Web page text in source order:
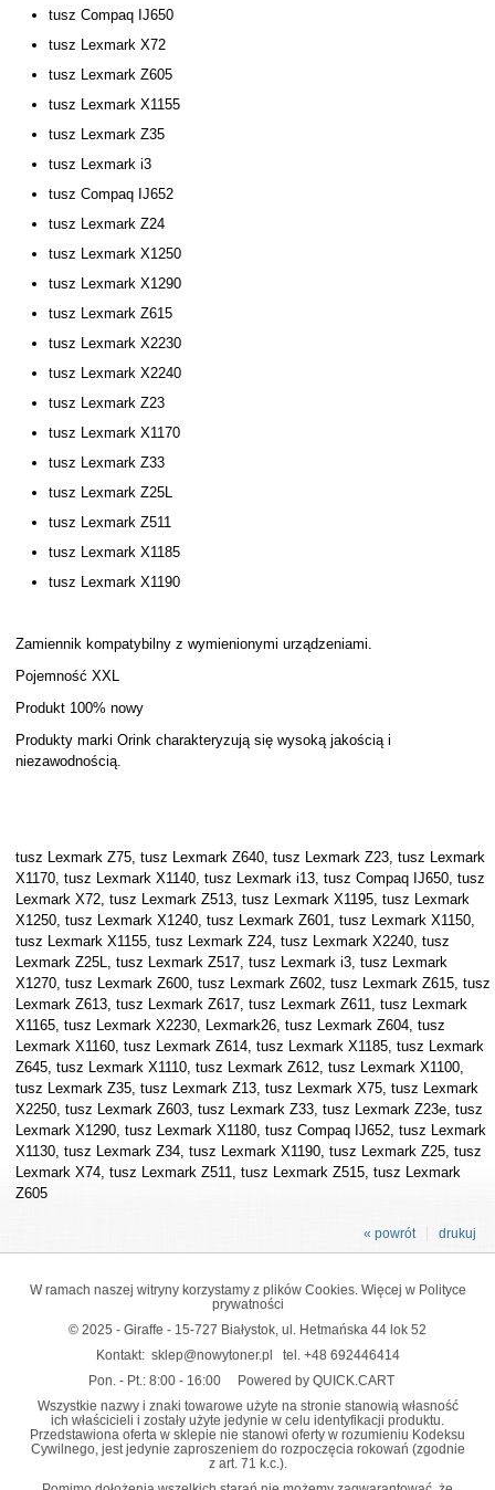
tusz Compaq IJ650
tusz Lexmark X72
tusz Lexmark Z605
tusz Lexmark X1155
tusz Lexmark Z35
tusz Lexmark i3
tusz Compaq IJ652
tusz Lexmark Z24
tusz Lexmark X1250
tusz Lexmark X1290
tusz Lexmark Z615
tusz Lexmark X2230
tusz Lexmark X2240
tusz Lexmark Z23
tusz Lexmark X1170
tusz Lexmark Z33
tusz Lexmark Z25L
tusz Lexmark Z511
tusz Lexmark X1185
tusz Lexmark X1190
Zamiennik kompatybilny z wymienionymi urządzeniami.
Pojemność XXL
Produkt 100% nowy
Produkty marki Orink charakteryzują się wysoką jakością i
niezawodnością.
tusz Lexmark Z75, tusz Lexmark Z640, tusz Lexmark Z23, tusz Lexmark
X1170, tusz Lexmark X1140, tusz Lexmark i13, tusz Compaq IJ650, tusz
Lexmark X72, tusz Lexmark Z513, tusz Lexmark X1195, tusz Lexmark
X1250, tusz Lexmark X1240, tusz Lexmark Z601, tusz Lexmark X1150,
tusz Lexmark X1155, tusz Lexmark Z24, tusz Lexmark X2240, tusz
Lexmark Z25L, tusz Lexmark Z517, tusz Lexmark i3, tusz Lexmark
X1270, tusz Lexmark Z600, tusz Lexmark Z602, tusz Lexmark Z615, tusz
Lexmark Z613, tusz Lexmark Z617, tusz Lexmark Z611, tusz Lexmark
X1165, tusz Lexmark X2230, Lexmark26, tusz Lexmark Z604, tusz
Lexmark X1160, tusz Lexmark Z614, tusz Lexmark X1185, tusz Lexmark
Z645, tusz Lexmark X1110, tusz Lexmark Z612, tusz Lexmark X1100,
tusz Lexmark Z35, tusz Lexmark Z13, tusz Lexmark X75, tusz Lexmark
X2250, tusz Lexmark Z603, tusz Lexmark Z33, tusz Lexmark Z23e, tusz
Lexmark X1290, tusz Lexmark X1180, tusz Compaq IJ652, tusz Lexmark
X1130, tusz Lexmark Z34, tusz Lexmark X1190, tusz Lexmark Z25, tusz
Lexmark X74, tusz Lexmark Z511, tusz Lexmark Z515, tusz Lexmark
Z605
drukuj
« powrót
W ramach naszej witryny korzystamy z plików Cookies. Więcej w Polityce
prywatności
© 2025 - Giraffe - 15-727 Białystok, ul. Hetmańska 44 lok 52
Kontakt: sklep@nowytoner.pl tel. +48 692446414
Pon. - Pt.: 8:00 - 16:00
Powered by QUICK.CART
Wszystkie nazwy i znaki towarowe użyte na stronie stanowią własność
ich właścicieli i zostały użyte jedynie w celu identyfikacji produktu.
Przedstawiona oferta w sklepie nie stanowi oferty w rozumieniu Kodeksu
Cywilnego, jest jedynie zaproszeniem do rozpoczęcia rokowań (zgodnie
z art. 71 k.c.).